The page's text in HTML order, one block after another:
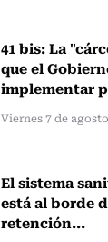
41 bis: La
que el
implementar
Viernes 7 de
El sistema
está al borde
retención...